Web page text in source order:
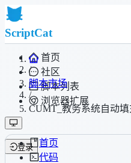
ScriptCat
首页
社区
脚本列表
浏览器扩展
登录
/
脚本市场
/
CUMT_教务系统自动
首页
代码